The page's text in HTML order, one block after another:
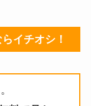
イチオシ！